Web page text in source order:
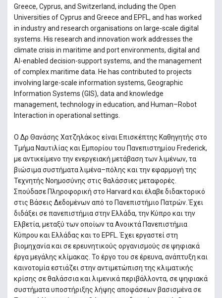
Greece, Cyprus, and Switzerland, including the Open
Universities of Cyprus and Greece and EPFL, and has worked
in industry and research organisations on large-scale digital
systems. His research and innovation work addresses the
climate crisis in maritime and port environments, digital and
AI-enabled decision-support systems, and the management
of complex maritime data. He has contributed to projects
involving large-scale information systems, Geographic
Information Systems (GIS), data and knowledge
management, technology in education, and Human–Robot
Interaction in operational settings.
Ο Δρ Θανάσης Χατζηλάκος είναι Επισκέπτης Καθηγητής στο
Τμήμα Ναυτιλίας και Εμπορίου του Πανεπιστημίου Frederick,
με αντικείμενο την ενεργειακή μετάβαση των λιμένων, τα
βιώσιμα συστήματα λιμένα–πόλης και την εφαρμογή της
Τεχνητής Νοημοσύνης στις θαλάσσιες μεταφορές.
Σπούδασε Πληροφορική στο Harvard και έλαβε διδακτορικό
στις Βάσεις Δεδομένων από το Πανεπιστήμιο Πατρών. Έχει
διδάξει σε πανεπιστήμια στην Ελλάδα, την Κύπρο και την
Ελβετία, μεταξύ των οποίων τα Ανοικτά Πανεπιστήμια
Κύπρου και Ελλάδας και το EPFL. Έχει εργαστεί στη
βιομηχανία και σε ερευνητικούς οργανισμούς σε ψηφιακά
έργα μεγάλης κλίμακας. Το έργο του σε έρευνα, ανάπτυξη και
καινοτομία εστιάζει στην αντιμετώπιση της κλιματικής
κρίσης σε θαλάσσια και λιμενικά περιβάλλοντα, σε ψηφιακά
συστήματα υποστήριξης λήψης αποφάσεων βασισμένα σε